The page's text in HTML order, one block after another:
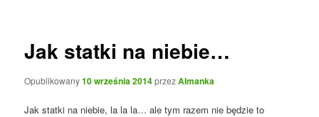
Jak statki na niebie…
Opublikowany10 września 2014przezAlmanka
Jak statki na niebie, la la la… ale tym razem nie będzie to